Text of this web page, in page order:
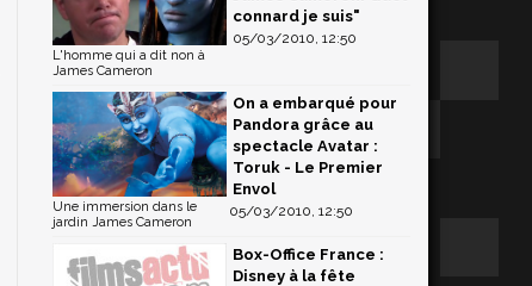
connard je suis"
05/03/2010, 12:50
L'homme qui a dit non à
James Cameron
On a embarqué pour
Pandora grâce au
spectacle Avatar :
Toruk - Le Premier
Envol
05/03/2010, 12:50
Une immersion dans le
jardin James Cameron
Box-Office France :
Disney à la fête